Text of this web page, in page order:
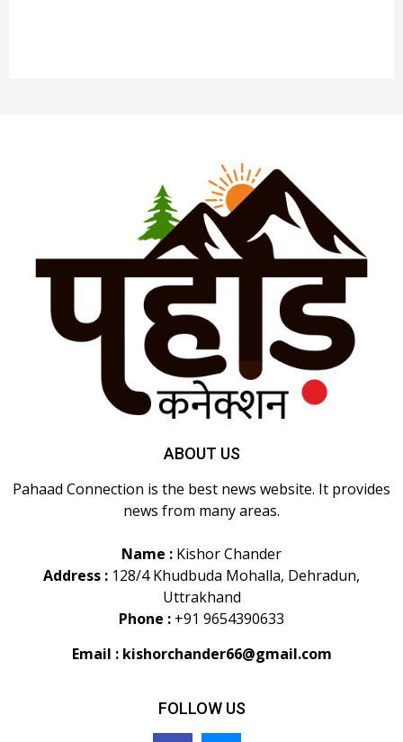
ABOUT US
Pahaad Connection is the best news website. It provides
news from many areas.
Name : Kishor Chander
Address : 128/4 Khudbuda Mohalla, Dehradun,
Uttrakhand
Phone : +91 9654390633
Email : kishorchander66@gmail.com
FOLLOW US